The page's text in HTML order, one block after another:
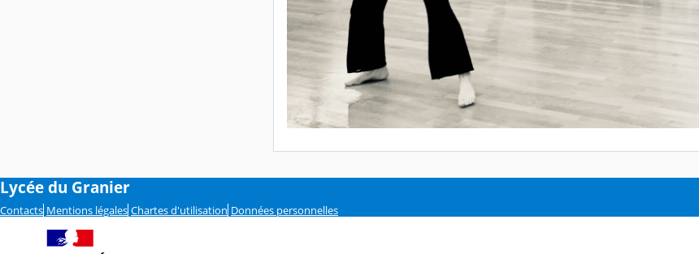
Lycée du Granier
Contacts Mentions légales Chartes d'utilisation Données personnelles